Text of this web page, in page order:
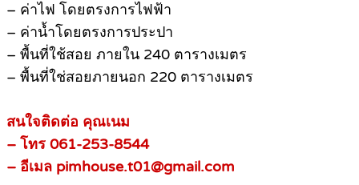
– ค่าไฟ โดยตรงการไฟฟ้า
– ค่าน้ำโดยตรงการประปา
– พื้นที่ใช้สอย ภายใน 240 ตารางเมตร
– พื้นที่ใช่สอยภายนอก 220 ตารางเมตร
สนใจติดต่อ คุณเนม
– โทร 061-253-8544
– อีเมล pimhouse.t01@gmail.com